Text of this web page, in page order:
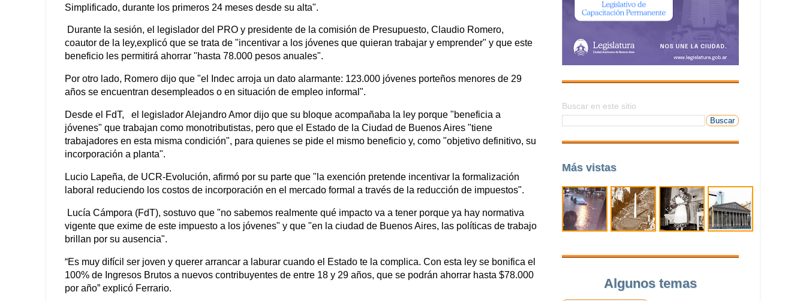
Simplificado, durante los primeros 24 meses desde su alta".
Durante la sesión, el legislador del PRO y presidente de la comisión de Presupuesto, Claudio Romero,
coautor de la ley,explicó que se trata de "incentivar a los jóvenes que quieran trabajar y emprender" y que este
beneficio les permitirá ahorrar "hasta 78.000 pesos anuales".
Por otro lado, Romero dijo que "el Indec arroja un dato alarmante: 123.000 jóvenes porteños menores de 29
años se encuentran desempleados o en situación de empleo informal".
Desde el FdT, el legislador Alejandro Amor dijo que su bloque acompañaba la ley porque "beneficia a
jóvenes" que trabajan como monotributistas, pero que el Estado de la Ciudad de Buenos Aires "tiene
trabajadores en esta misma condición", para quienes se pide el mismo beneficio y, como "objetivo definitivo, su
incorporación a planta".
Lucio Lapeña, de UCR-Evolución, afirmó por su parte que "la exención pretende incentivar la formalización
laboral reduciendo los costos de incorporación en el mercado formal a través de la reducción de impuestos".
Lucía Cámpora (FdT), sostuvo que "no sabemos realmente qué impacto va a tener porque ya hay normativa
vigente que exime de este impuesto a los jóvenes" y que "en la ciudad de Buenos Aires, las políticas de trabajo
brillan por su ausencia".
“Es muy difícil ser joven y querer arrancar a laburar cuando el Estado te la complica. Con esta ley se bonifica el
100% de Ingresos Brutos a nuevos contribuyentes de entre 18 y 29 años, que se podrán ahorrar hasta $78.000
por año” explicó Ferrario.
Buscar en este sitio
Más vistas
Algunos temas